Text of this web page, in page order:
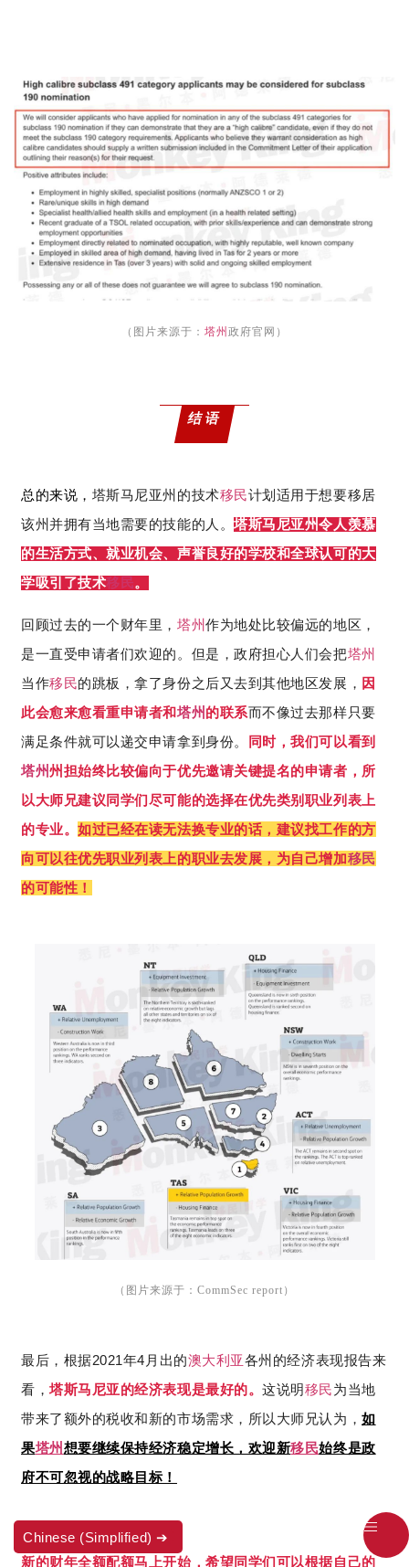
（图片来源于： 塔州 政府官网）
结语
总的来说， 塔斯马尼亚州的技术移民计划适用于想要移居
该州并拥有当地需要的技能的人。塔斯马尼亚州令人羡慕
的生活方式、就业机会、声誉良好的学校和全球认可的大
学吸引了技术移民。
回顾过去的一个财年里， 塔州作为地处比较偏远的地区，
是一直受申请者们欢迎的。但是，政府担心人们会把塔州
当作移民的跳板，拿了身份之后又去到其他地区发展， 因
此会愈来愈看重申请者和塔州的联系而不像过去那样只要
满足条件就可以递交申请拿到身份。
同时，我们可以看到
塔州州担始终比较偏向于优先邀请关键提名的申请者，所
以大师兄建议同学们尽可能的选择在优先类别职业列表上
的专业。如过已经在读无法换专业的话，建议找工作的方
向可以往优先职业列表上的职业去发展，为自己增加移民
的可能性！
（图片来源于：CommSec report）
最后，根据2021年4 月出的澳大利亚各州的经济表现报告来
看，塔斯马尼亚的经济表现是最好的。这说明移民为当地
带来了额外的税收和新的市场需求，所以大师兄认为，如
果塔州想要继续保持经济稳定增长，欢迎新移民始终是政
府不可忽视的战略目标！
新的财年全额配额马上开始，希望同学们可以根据自己的
Chinese (Simplified)